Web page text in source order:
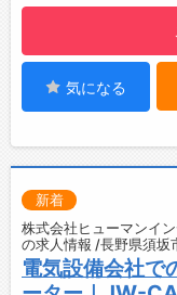
ー）
きます
◎土日
◆年間
◆休日
・仕事
社員に
・和気
気になる
新着
株式会社ヒューマンイ
の求人情報 /長野県須坂
電気設備会社で